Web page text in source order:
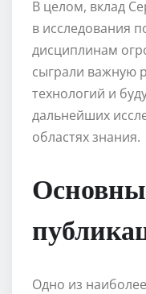
В целом, вклад
в исследования
дисциплинам
сыграли важную
технологий и
дальнейших
областях знания.
Одно из